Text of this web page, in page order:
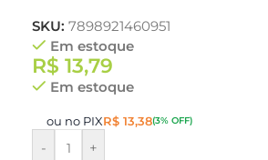
SKU: 7898921460951
Em estoque
R$ 13,79
Em estoque
ou no PIXR$ 13,38(3% OFF)
- +